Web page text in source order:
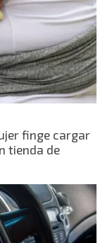
finge cargar
tienda de